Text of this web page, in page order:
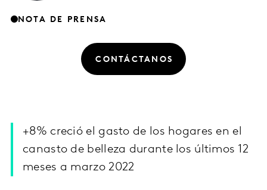
NOTA DE PRENSA
CONTÁCTANOS
+8% creció el gasto de los hogares en el
canasto de belleza durante los últimos 12
meses a marzo 2022